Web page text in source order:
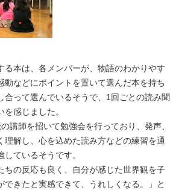
本は、各メンバーが、物語のわかりやす
動などにポイントを置いて選んだ本を持ち
合って選んでいるそうで、1回ごとの読み聞
感じました。
講師を招いて勉強会を行っており、発声、
理解し、心を込めた読み方などの練習を通
ているそうです。
の反応も良く、自分が感じた世界観を子
できたと実感できて、うれしくなる。」と